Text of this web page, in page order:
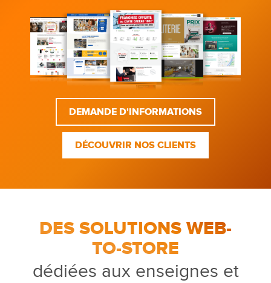
DEMANDE D'INFORMATIONS
DÉCOUVRIR NOS CLIENTS
DES SOLUTIONS WEB-
TO-STORE
dédiées aux enseignes et